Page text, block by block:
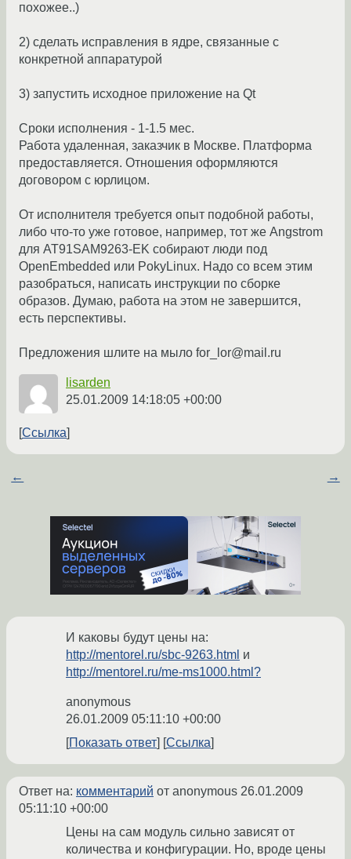
похожее..)
2) сделать исправления в ядре, связанные с
конкретной аппаратурой
3) запустить исходное приложение на Qt
Сроки исполнения - 1-1.5 мес.
Работа удаленная, заказчик в Москве. Платформа
предоставляется. Отношения оформляются
договором с юрлицом.
От исполнителя требуется опыт подобной работы,
либо что-то уже готовое, например, тот же Angstrom
для AT91SAM9263-EK собирают люди под
OpenEmbedded или PokyLinux. Надо со всем этим
разобраться, написать инструкции по сборке
образов. Думаю, работа на этом не завершится,
есть перспективы.
Предложения шлите на мыло for_lor@mail.ru
lisarden
25.01.2009 14:18:05 +00:00
Ссылка
← →
И каковы будут цены на:
http://mentorel.ru/sbc-9263.html и
http://mentorel.ru/me-ms1000.html?
anonymous
26.01.2009 05:11:10 +00:00
Показать ответ
Ссылка
Ответ на: комментарий от anonymous 26.01.2009
05:11:10 +00:00
Цены на сам модуль сильно зависят от
количества и конфигурации. Но, вроде цены